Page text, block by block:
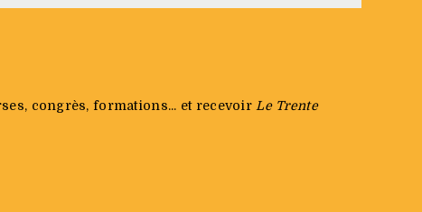
congrès, formations... et recevoir Le Trente